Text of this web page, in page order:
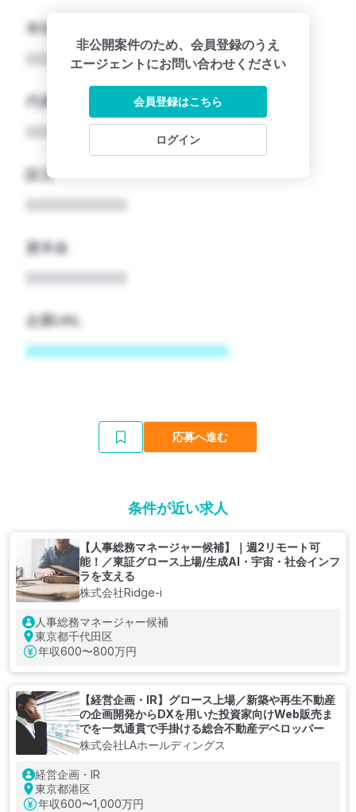
本社所在地名
代表者
設立
資本金
企業URL
非公開案件のため、会員登録のうえ
エージェントにお問い合わせください
会員登録はこちら
ログイン
応募へ進む
条件が近い求人
【人事総務マネージャー候補】｜週2リモート可
能！／東証グロース上場/生成AI・宇宙・社会インフ
ラを支える
株式会社Ridge-i
人事総務マネージャー候補
東京都千代田区
年収600〜800万円
【経営企画・IR】グロース上場／新築や再生不動産
の企画開発からDXを用いた投資家向けWeb販売ま
でを一気通貫で手掛ける総合不動産デベロッパー
株式会社LAホールディングス
経営企画・IR
東京都港区
年収600〜1,000万円